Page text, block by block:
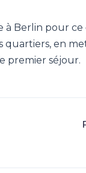
à Berlin pour
quartiers, en
premier séjour.